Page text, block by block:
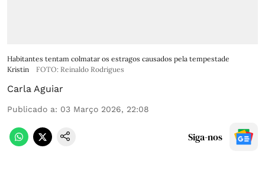
Habitantes tentam colmatar os estragos causados pela tempestade
Kristin
FOTO: Reinaldo Rodrigues
Carla Aguiar
Publicado a: 03 Março 2026, 22:08
Siga-nos